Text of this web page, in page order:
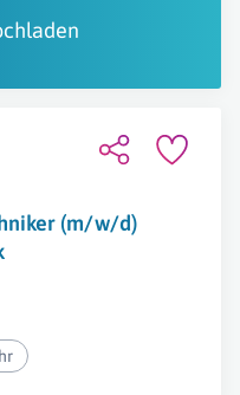
(m/w/d)